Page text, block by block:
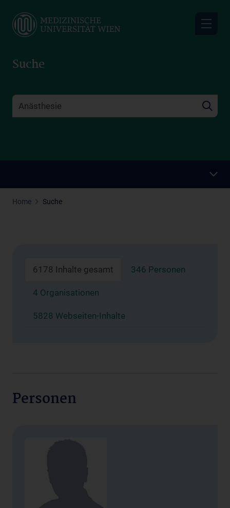
main
Suche
Home Suche
6178 Inhalte gesamt 346 Personen
4 Organisationen
5828 Webseiten-Inhalte
Personen